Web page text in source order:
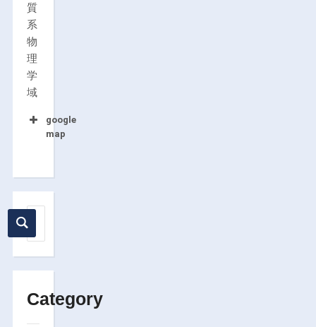
質
系
物
理
学
域
google
map
Category